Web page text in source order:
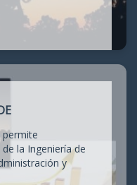
permite
la Ingeniería de
y